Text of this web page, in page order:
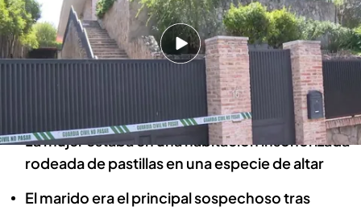
Redacción digital Noticias Cuatro
12 SEP 2024 - 16:07h.
Su marido presentó una denuncia en la
Guardia Civil cuatro días después de que
La mujer estaba en una habitación insonorizada
rodeada de pastillas en una especie de altar
El marido era el principal sospechoso tras